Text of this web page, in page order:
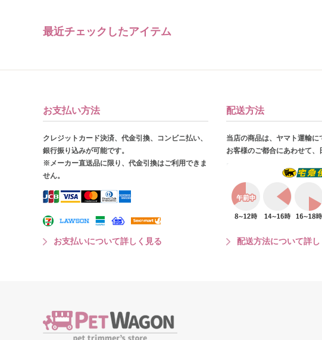
最近チェックしたアイテム
お支払い方法
クレジットカード決済、代金引換、コンビニ払い、
銀行振り込みが可能です。
※メーカー直送品に限り、代金引換はご利用できま
せん。
お支払いについて詳しく見る
配送方法
当店の商品は、ヤマト運輸に
お客様のご都合にあわせて、
配送方法について詳し